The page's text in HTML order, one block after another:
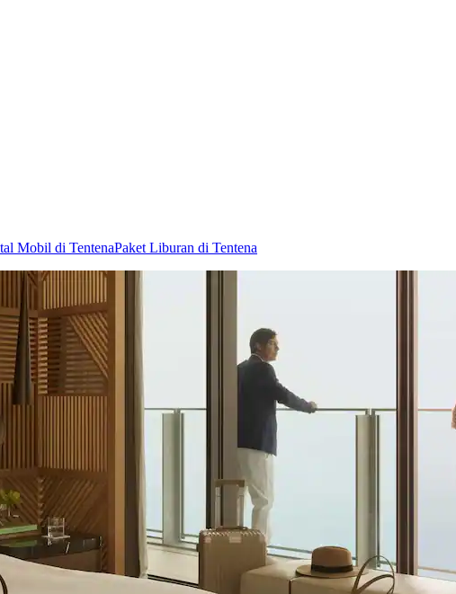
Mobil di TentenaPaket Liburan di Tentena